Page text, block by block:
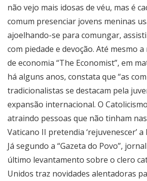
não vejo mais idosas de véu, mas é
comum presenciar jovens meninas
ajoelhando-se para comungar,
com piedade e devoção. Até mesmo
de economia “The Economist”, em
há alguns anos, constata que “as
tradicionalistas se destacam pela
expansão internacional. O
atraindo pessoas que não tinham
Vaticano II pretendia ‘rejuvenescer’ a
Já segundo a “Gazeta do Povo”,
último levantamento sobre o clero
Unidos traz novidades alentadoras